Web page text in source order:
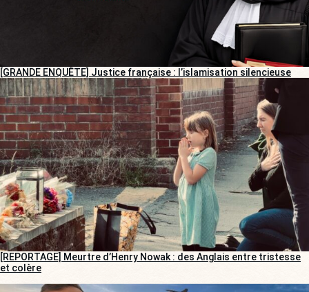
[GRANDE ENQUÊTE] Justice française : l’islamisation silencieuse
[REPORTAGE] Meurtre d’Henry Nowak : des Anglais entre tristesse
et colère